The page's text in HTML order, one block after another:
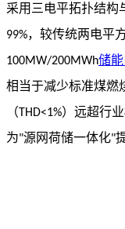
采用三电平拓扑结构
99%，较传统两电平
100MW/200MWh储
相当于减少标准煤燃
（THD<1%）远超行
为"源网荷储一体化"